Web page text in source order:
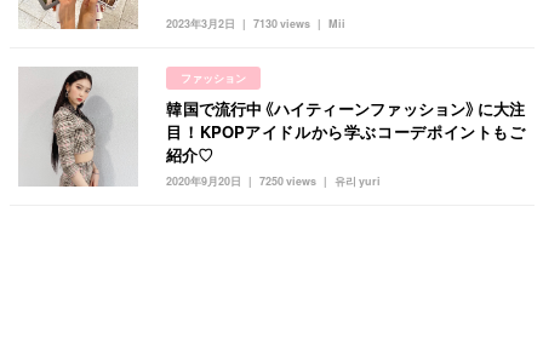
2023年3月2日 Mii
7130 views
ファッション
2020年9月20日 유리 yuri
7250 views
韓国で流行中《ハイティーンファッション》に大注
目！KPOPアイドルから学ぶコーデポイントもご
紹介♡